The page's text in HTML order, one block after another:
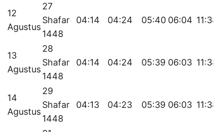
12
Agustus
27
Shafar
1448
04:14 04:24 05:40 06:04 11:38
13
Agustus
28
Shafar
1448
04:14 04:24 05:39 06:03 11:38
14
Agustus
29
Shafar
1448
04:13 04:23 05:39 06:03 11:38